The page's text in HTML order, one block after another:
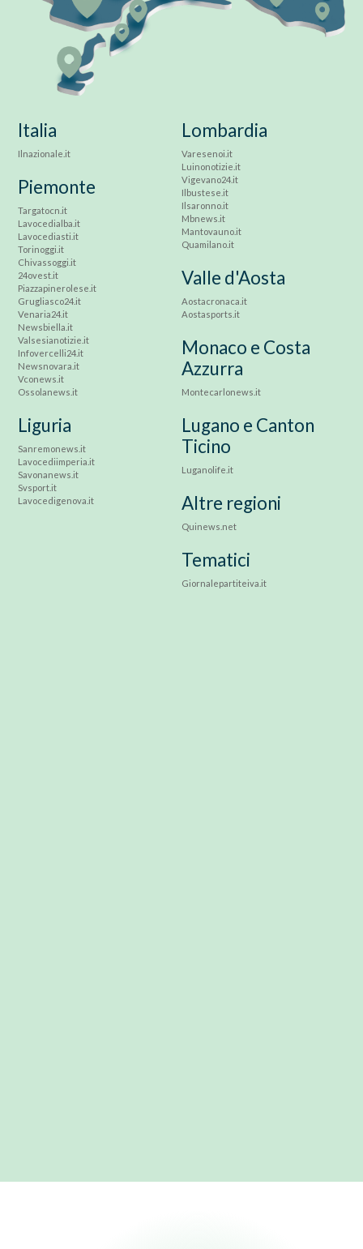
Italia
Ilnazionale.it
Piemonte
Targatocn.it
Lavocedialba.it
Lavocediasti.it
Torinoggi.it
Chivassoggi.it
24ovest.it
Piazzapinerolese.it
Grugliasco24.it
Venaria24.it
Newsbiella.it
Valsesianotizie.it
Infovercelli24.it
Newsnovara.it
Vconews.it
Ossolanews.it
Liguria
Sanremonews.it
Lavocediimperia.it
Savonanews.it
Svsport.it
Lavocedigenova.it
Lombardia
Varesenoi.it
Luinonotizie.it
Vigevano24.it
Ilbustese.it
Ilsaronno.it
Mbnews.it
Mantovauno.it
Quamilano.it
Valle d'Aosta
Aostacronaca.it
Aostasports.it
Monaco e Costa
Azzurra
Montecarlonews.it
Lugano e Canton
Ticino
Luganolife.it
Altre regioni
Quinews.net
Tematici
Giornalepartiteiva.it